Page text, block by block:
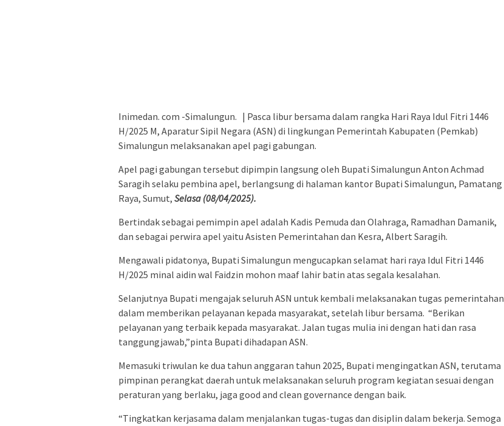
Inimedan. com -Simalungun. | Pasca libur bersama dalam rangka Hari Raya Idul Fitri 1446
H/2025 M, Aparatur Sipil Negara (ASN) di lingkungan Pemerintah Kabupaten (Pemkab)
Simalungun melaksanakan apel pagi gabungan.
Apel pagi gabungan tersebut dipimpin langsung oleh Bupati Simalungun Anton Achmad
Saragih selaku pembina apel, berlangsung di halaman kantor Bupati Simalungun, Pamatang
Raya, Sumut, Selasa (08/04/2025).
Bertindak sebagai pemimpin apel adalah Kadis Pemuda dan Olahraga, Ramadhan Damanik,
dan sebagai perwira apel yaitu Asisten Pemerintahan dan Kesra, Albert Saragih.
Mengawali pidatonya, Bupati Simalungun mengucapkan selamat hari raya Idul Fitri 1446
H/2025 minal aidin wal Faidzin mohon maaf lahir batin atas segala kesalahan.
Selanjutnya Bupati mengajak seluruh ASN untuk kembali melaksanakan tugas pemerintahan
dalam memberikan pelayanan kepada masyarakat, setelah libur bersama. “Berikan
pelayanan yang terbaik kepada masyarakat. Jalan tugas mulia ini dengan hati dan rasa
tanggungjawab,”pinta Bupati dihadapan ASN.
Memasuki triwulan ke dua tahun anggaran tahun 2025, Bupati mengingatkan ASN, terutama
pimpinan perangkat daerah untuk melaksanakan seluruh program kegiatan sesuai dengan
peraturan yang berlaku, jaga good and clean governance dengan baik.
“Tingkatkan kerjasama dalam menjalankan tugas-tugas dan disiplin dalam bekerja. Semoga